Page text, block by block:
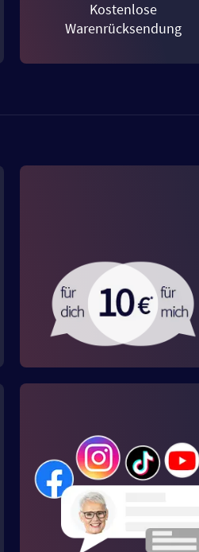
Kostenlose
Warenrücksendung